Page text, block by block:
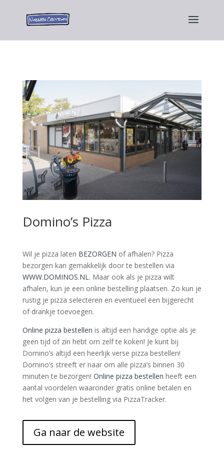
Domino’s Pizza
Wil je pizza laten BEZORGEN of afhalen? Pizza
bezorgen kan gemakkelijk door te bestellen via
WWW.DOMINOS.NL. Maar ook als je pizza wilt
afhalen, kun je een online bestelling plaatsen. Zo kun je
rustig je pizza selecteren en eventueel een bijgerecht
of drankje toevoegen.
Online pizza bestellen is altijd een handige optie als je
geen tijd of zin hebt om zelf te koken! Je kunt bij
Domino’s altijd een heerlijk verse pizza bestellen!
Domino’s streeft er naar om alle pizza’s binnen 30
minuten te bezorgen! Online pizza bestellen heeft een
aantal voordelen waaronder gratis online betalen en
het volgen van je bestelling via PizzaTracker.
Ga naar de website